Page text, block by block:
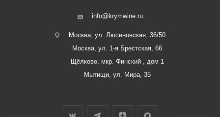
info@krymwine.ru
Москва, ул. Люсиновская, 36/50
Москва, ул. 1-я Брестская, 66
Щёлково, мкр. Финский , дом 1
Мытищи, ул. Мира, 35